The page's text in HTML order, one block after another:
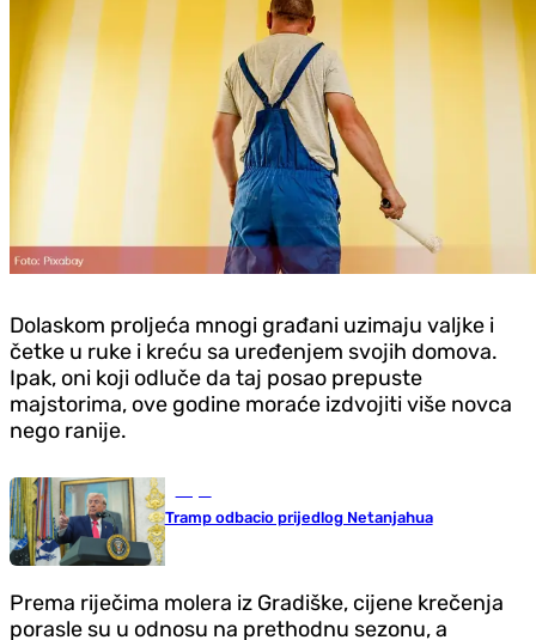
Dolaskom proljeća mnogi građani uzimaju valjke i
četke u ruke i kreću sa uređenjem svojih domova.
Ipak, oni koji odluče da taj posao prepuste
majstorima, ove godine moraće izdvojiti više novca
nego ranije.
Tramp odbacio prijedlog Netanjahua
Prema riječima molera iz Gradiške, cijene krečenja
porasle su u odnosu na prethodnu sezonu, a